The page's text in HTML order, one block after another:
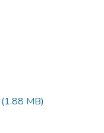
(1.88 MB)